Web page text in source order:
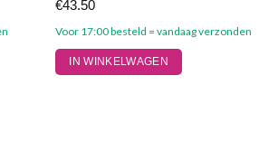
Voor 17:00 besteld = vandaag verzonden
€43.50
IN WINKELWAGEN
Dit
product